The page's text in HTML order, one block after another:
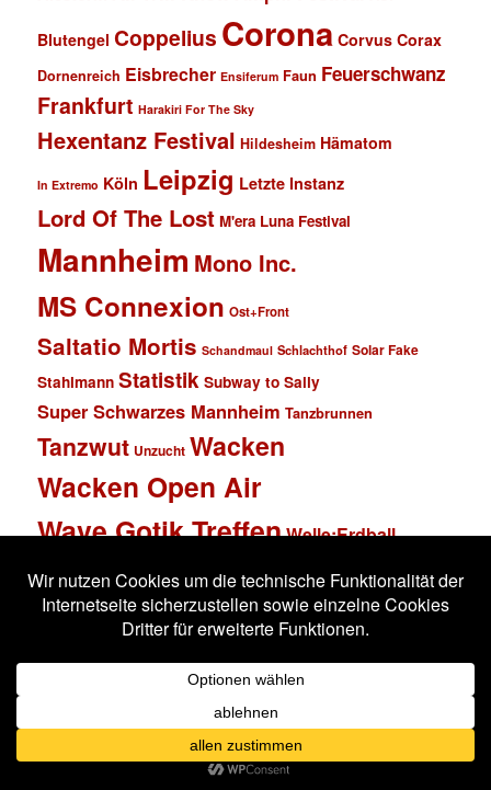
Blutengel Coppelius Corona Corvus Corax
Dornenreich Eisbrecher Ensiferum Faun Feuerschwanz
Frankfurt Harakiri For The Sky
Hexentanz Festival Hildesheim Hämatom
In Extremo Köln Leipzig Letzte Instanz
Lord Of The Lost M'era Luna Festival
Mannheim Mono Inc.
MS Connexion Ost+Front
Saltatio Mortis Schandmaul Schlachthof Solar Fake
Stahlmann Statistik Subway to Sally
Super Schwarzes Mannheim Tanzbrunnen
Tanzwut Unzucht Wacken
Wacken Open Air
Wave Gotik TreffenWelle:Erdball
Datenschutzerklärung Stolz präsentiert von WordPress